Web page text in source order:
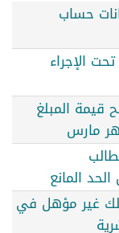
حساب
الإجراء
المبلغ
مارس
المانع
غير مؤهل في